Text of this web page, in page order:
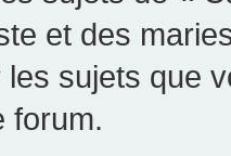
et des
sujets que
forum.